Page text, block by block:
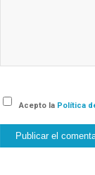
Acepto la Política